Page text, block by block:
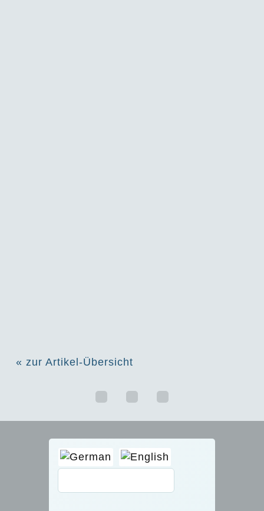
« zur Artikel-Übersicht